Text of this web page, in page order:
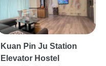
Kuan Pin Ju Station
Elevator Hostel